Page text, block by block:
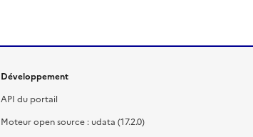
Développement
API du portail
Moteur open source : udata (17.2.0)